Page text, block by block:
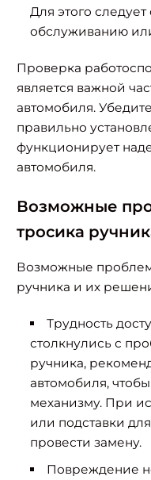
Для этого
обслуживанию
Проверка
является важной
автомобиля.
правильно
функционирует
автомобиля.
Возможные
тросика
Возможные
ручника и их
Трудность
столкнулись с
ручника,
автомобиля,
механизму. При
или подставки
провести замену.
Повреждение